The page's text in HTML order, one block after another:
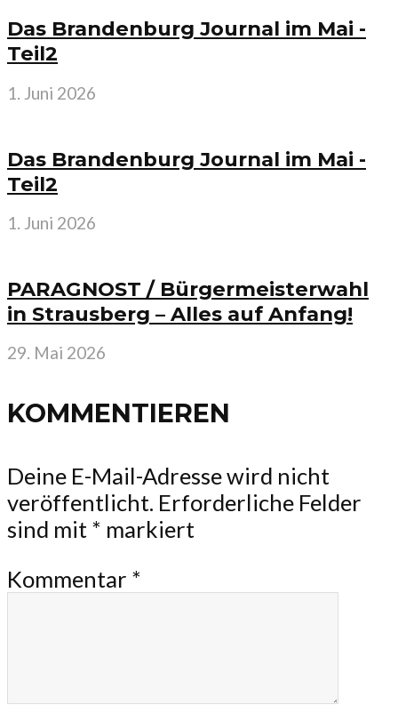
Das Brandenburg Journal im Mai -
Teil2
1. Juni 2026
Das Brandenburg Journal im Mai -
Teil2
1. Juni 2026
PARAGNOST / Bürgermeisterwahl
in Strausberg – Alles auf Anfang!
29. Mai 2026
KOMMENTIEREN
Deine E-Mail-Adresse wird nicht
veröffentlicht. Erforderliche Felder
sind mit * markiert
Kommentar *